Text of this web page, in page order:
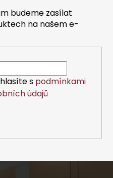
budeme zasílat
na našem e-
s podmínkami
údajů